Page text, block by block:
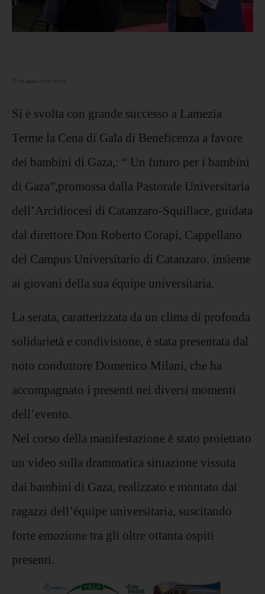
03 giugno 2026 10:52
Si è svolta con grande successo a Lamezia
Terme la Cena di Gala di Beneficenza a favore
dei bambini di Gaza,: “ Un futuro per i bambini
di Gaza”,promossa dalla Pastorale Universitaria
dell’Arcidiocesi di Catanzaro-Squillace, guidata
dal direttore Don Roberto Corapi, Cappellano
del Campus Universitario di Catanzaro, insieme
ai giovani della sua équipe universitaria.
La serata, caratterizzata da un clima di profonda
solidarietà e condivisione, è stata presentata dal
noto conduttore Domenico Milani, che ha
accompagnato i presenti nei diversi momenti
dell’evento.
Nel corso della manifestazione è stato proiettato
un video sulla drammatica situazione vissuta
dai bambini di Gaza, realizzato e montato dai
ragazzi dell’équipe universitaria, suscitando
forte emozione tra gli oltre ottanta ospiti
presenti.